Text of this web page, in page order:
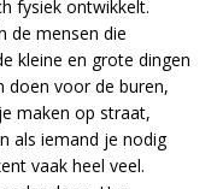
fysiek ontwikkelt.
de mensen die
kleine en grote dingen
doen voor de buren,
maken op straat,
als iemand je nodig
vaak heel veel.